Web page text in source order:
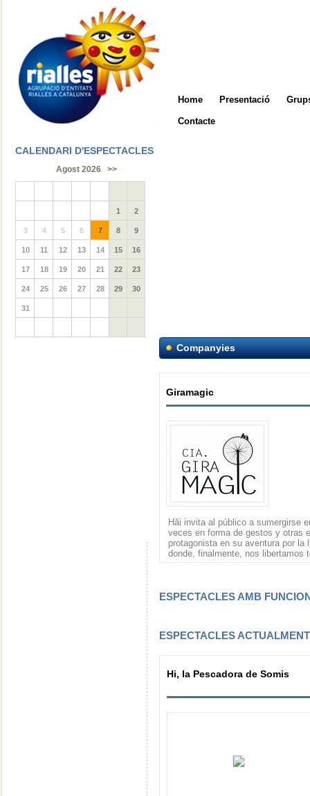
Home Presentació
Contacte
CALENDARI D'ESPECTACLES
Agost 2026 >>
1 2
3 4 5 6 7 8 9
10 11 12 13 14 15 16
17 18 19 20 21 22 23
24 25 26 27 28 29 30
31
Companyies
Giramagic
Hǎi invita al público a sumergirse
veces en forma de gestos y otras
protagonista en su aventura por la
donde, finalmente, nos libertamos
ESPECTACLES AMB
ESPECTACLES
Hi, la Pescadora de Somis